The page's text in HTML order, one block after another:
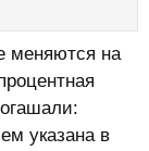
меняются на
указана в